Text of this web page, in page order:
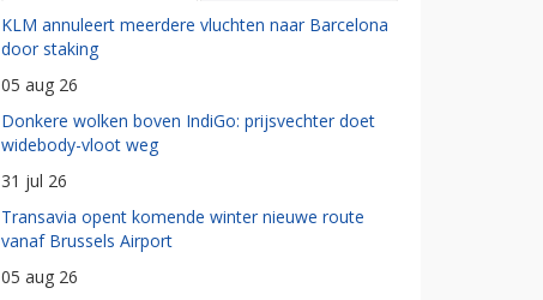
KLM annuleert meerdere vluchten naar Barcelona
door staking
05 aug 26
Donkere wolken boven IndiGo: prijsvechter doet
widebody-vloot weg
31 jul 26
Transavia opent komende winter nieuwe route
vanaf Brussels Airport
05 aug 26